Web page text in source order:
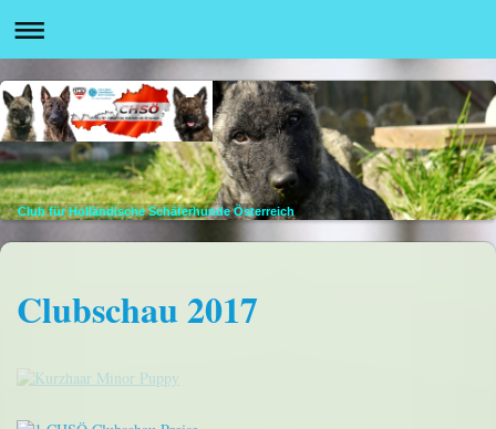
Club für Holländische Schäferhunde Österreich
Clubschau 2017